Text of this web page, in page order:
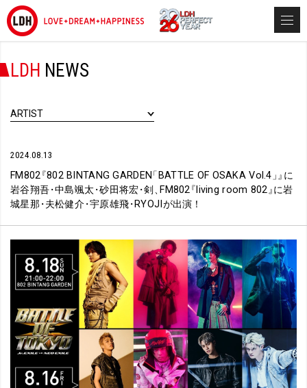
LDH NEWS
ARTIST
2024.08.13
FM802『802 BINTANG GARDEN「 BATTLE OF OSAKA Vol.4 」』に
岩谷翔吾・中島颯太・砂田将宏・剣 、FM802『 living room 802』に岩
城星那・夫松健介・宇原雄飛・RYOJIが出演！